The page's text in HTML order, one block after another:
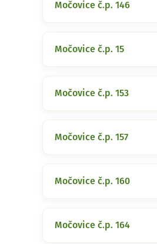
Močovice č.p. 146
Močovice č.p. 15
Močovice č.p. 153
Močovice č.p. 157
Močovice č.p. 160
Močovice č.p. 164